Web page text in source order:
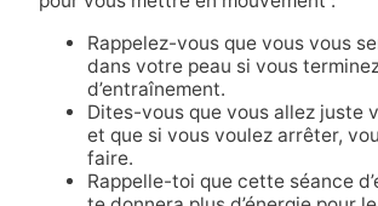
Rappelez-vous que vous vous
dans votre peau si vous
d’entraînement.
Dites-vous que vous allez juste
et que si vous voulez arrêter,
faire.
Rappelle-toi que cette séance